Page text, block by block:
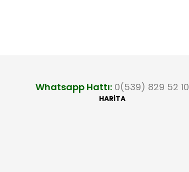
Whatsapp Hattı: 0(539) 829 52 10
HARİTA